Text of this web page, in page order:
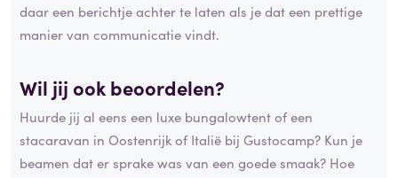
daar een berichtje achter te laten als je dat een prettige
manier van communicatie vindt.
Wil jij ook beoordelen?
Huurde jij al eens een luxe bungalowtent of een
stacaravan in Oostenrijk of Italië bij Gustocamp? Kun je
beamen dat er sprake was van een goede smaak? Hoe